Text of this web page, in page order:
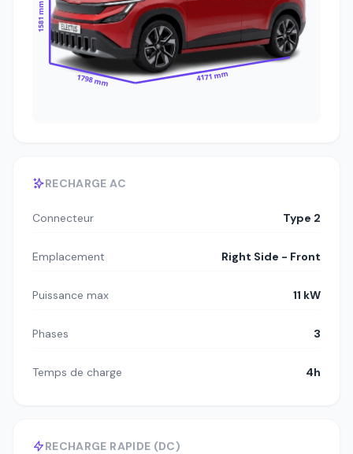
1581 mm
1798 mm 4171 mm
RECHARGE AC
Connecteur Type 2
Emplacement Right Side - Front
Puissance max 11 kW
Phases 3
Temps de charge 4h
RECHARGE RAPIDE (DC)